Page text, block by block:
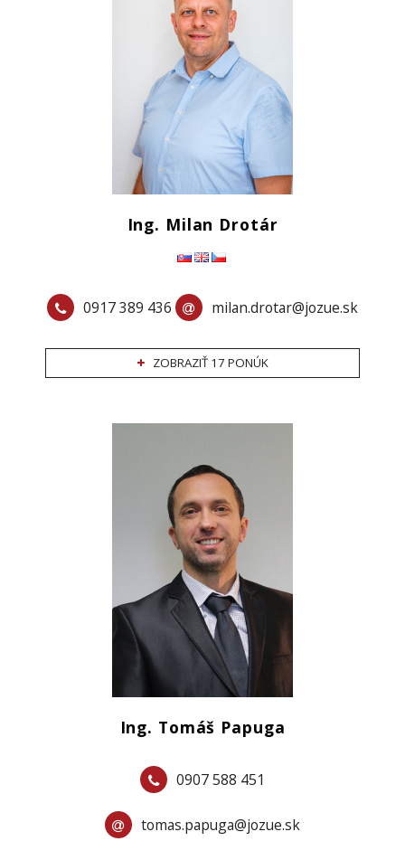
Ing. Milan Drotár
0917 389 436 milan.drotar@jozue.sk
ZOBRAZIŤ 17 PONÚK
Ing. Tomáš Papuga
0907 588 451
tomas.papuga@jozue.sk